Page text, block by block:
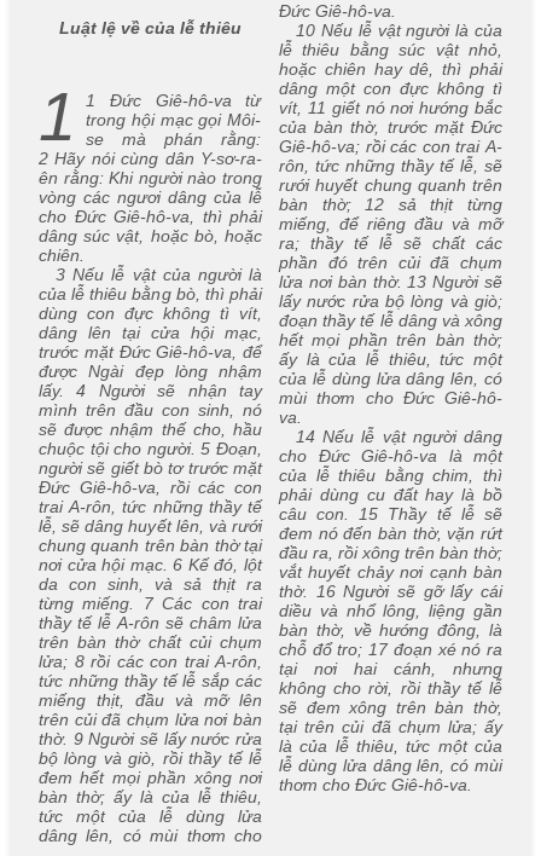
Luật lệ về của lễ thiêu
1
1 Đức Giê-hô-va từ
trong hội mạc gọi Môi-
se mà phán rằng:
2 Hãy nói cùng dân Y-sơ-ra-
ên rằng: Khi người nào trong
vòng các ngươi dâng của lễ
cho Đức Giê-hô-va, thì phải
dâng súc vật, hoặc bò, hoặc
chiên.
3 Nếu lễ vật của người là
của lễ thiêu bằng bò, thì phải
dùng con đực không tì vít,
dâng lên tại cửa hội mạc,
trước mặt Đức Giê-hô-va, để
được Ngài đẹp lòng nhậm
lấy. 4 Người sẽ nhận tay
mình trên đầu con sinh, nó
sẽ được nhậm thế cho, hầu
chuộc tội cho người. 5 Đoạn,
người sẽ giết bò tơ trước mặt
Đức Giê-hô-va, rồi các con
trai A-rôn, tức những thầy tế
lễ, sẽ dâng huyết lên, và rưới
chung quanh trên bàn thờ tại
nơi cửa hội mạc. 6 Kế đó, lột
da con sinh, và sả thịt ra
từng miếng. 7 Các con trai
thầy tế lễ A-rôn sẽ châm lửa
trên bàn thờ chất củi chụm
lửa; 8 rồi các con trai A-rôn,
tức những thầy tế lễ sắp các
miếng thịt, đầu và mỡ lên
trên củi đã chụm lửa nơi bàn
thờ. 9 Người sẽ lấy nước rửa
bộ lòng và giò, rồi thầy tế lễ
đem hết mọi phần xông nơi
bàn thờ; ấy là của lễ thiêu,
tức một của lễ dùng lửa
dâng lên, có mùi thơm cho
Đức Giê-hô-va.
10 Nếu lễ vật người là của
lễ thiêu bằng súc vật nhỏ,
hoặc chiên hay dê, thì phải
dâng một con đực không tì
vít, 11 giết nó nơi hướng bắc
của bàn thờ, trước mặt Đức
Giê-hô-va; rồi các con trai A-
rôn, tức những thầy tế lễ, sẽ
rưới huyết chung quanh trên
bàn thờ; 12 sả thịt từng
miếng, để riêng đầu và mỡ
ra; thầy tế lễ sẽ chất các
phần đó trên củi đã chụm
lửa nơi bàn thờ. 13 Người sẽ
lấy nước rửa bộ lòng và giò;
đoạn thầy tế lễ dâng và xông
hết mọi phần trên bàn thờ;
ấy là của lễ thiêu, tức một
của lễ dùng lửa dâng lên, có
mùi thơm cho Đức Giê-hô-
va.
14 Nếu lễ vật người dâng
cho Đức Giê-hô-va là một
của lễ thiêu bằng chim, thì
phải dùng cu đất hay là bồ
câu con. 15 Thầy tế lễ sẽ
đem nó đến bàn thờ, vặn rứt
đầu ra, rồi xông trên bàn thờ;
vắt huyết chảy nơi cạnh bàn
thờ. 16 Người sẽ gỡ lấy cái
diều và nhổ lông, liệng gần
bàn thờ, về hướng đông, là
chỗ đổ tro; 17 đoạn xé nó ra
tại nơi hai cánh, nhưng
không cho rời, rồi thầy tế lễ
sẽ đem xông trên bàn thờ,
tại trên củi đã chụm lửa; ấy
là của lễ thiêu, tức một của
lễ dùng lửa dâng lên, có mùi
thơm cho Đức Giê-hô-va.